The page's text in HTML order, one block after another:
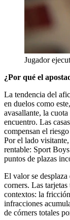
Jugador
¿Por qué el
La tendencia del
en duelos como
avasallante, la
encuentro. Las
compensan el
Por el lado
rentable: Sport
puntos de plazas
El valor se
corners. Las
contextos: la
infracciones
de córners totales